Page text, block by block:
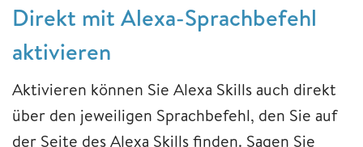
Direkt mit Alexa-Sprachbefehl
aktivieren
Aktivieren können Sie Alexa Skills auch direkt
über den jeweiligen Sprachbefehl, den Sie auf
der Seite des Alexa Skills finden. Sagen Sie